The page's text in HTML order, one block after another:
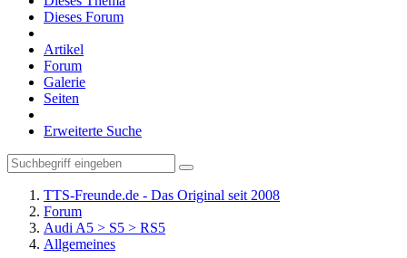
Dieses Forum
Artikel
Forum
Galerie
Seiten
Erweiterte Suche
TTS-Freunde.de - Das Original seit 2008
Forum
Audi A5 > S5 > RS5
Allgemeines